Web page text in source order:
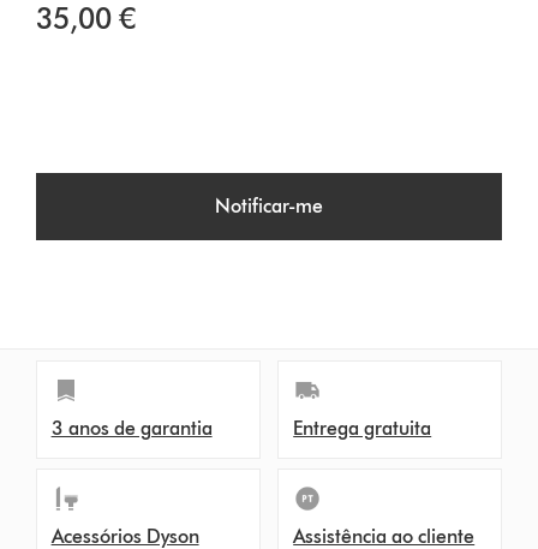
35,00 €
Notificar-me
3 anos de garantia Entrega gratuita
Acessórios Dyson
Assistência ao cliente